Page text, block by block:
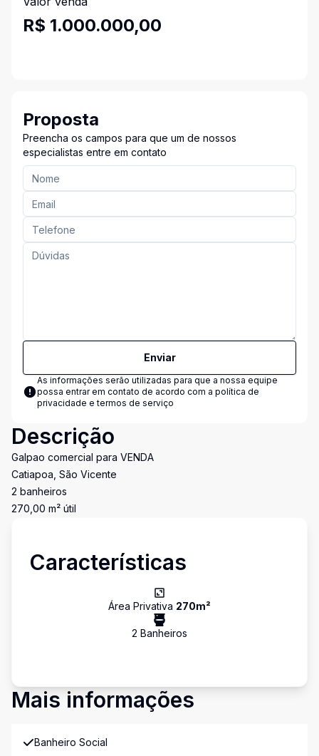
R$ 1.000.000,00
Proposta
Preencha os campos para que um de nossos
especialistas entre em contato
Enviar
As informações serão utilizadas para que a nossa equipe
possa entrar em contato de acordo com a política de
privacidade e termos de serviço
Descrição
Galpao comercial para VENDA
Catiapoa, São Vicente
2 banheiros
270,00 m² útil
Características
Área Privativa 270m²
2 Banheiros
Mais informações
Banheiro Social